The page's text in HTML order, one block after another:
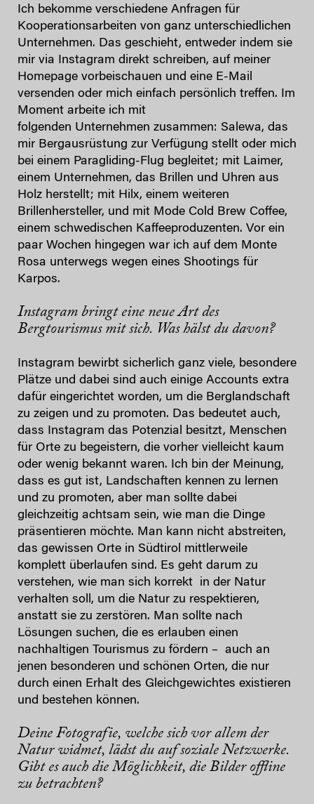
Ich bekomme verschiedene Anfragen für
Kooperationsarbeiten von ganz unterschiedlichen
Unternehmen. Das geschieht, entweder indem sie
mir via Instagram direkt schreiben, auf meiner
Homepage vorbeischauen und eine E-Mail
versenden oder mich einfach persönlich treffen. Im
Moment arbeite ich mit
folgenden Unternehmen zusammen: Salewa, das
mir Bergausrüstung zur Verfügung stellt oder mich
bei einem Paragliding-Flug begleitet; mit Laimer,
einem Unternehmen, das Brillen und Uhren aus
Holz herstellt; mit Hilx, einem weiteren
Brillenhersteller, und mit Mode Cold Brew Coffee,
einem schwedischen Kaffeeproduzenten. Vor ein
paar Wochen hingegen war ich auf dem Monte
Rosa unterwegs wegen eines Shootings für
Karpos.
Instagram bringt eine neue Art des
Bergtourismus mit sich. Was hälst du davon?
Instagram bewirbt sicherlich ganz viele, besondere
Plätze und dabei sind auch einige Accounts extra
dafür eingerichtet worden, um die Berglandschaft
zu zeigen und zu promoten. Das bedeutet auch,
dass Instagram das Potenzial besitzt, Menschen
für Orte zu begeistern, die vorher vielleicht kaum
oder wenig bekannt waren. Ich bin der Meinung,
dass es gut ist, Landschaften kennen zu lernen
und zu promoten, aber man sollte dabei
gleichzeitig achtsam sein, wie man die Dinge
präsentieren möchte. Man kann nicht abstreiten,
das gewissen Orte in Südtirol mittlerweile
komplett überlaufen sind. Es geht darum zu
verstehen, wie man sich korrekt in der Natur
verhalten soll, um die Natur zu respektieren,
anstatt sie zu zerstören. Man sollte nach
Lösungen suchen, die es erlauben einen
nachhaltigen Tourismus zu fördern – auch an
jenen besonderen und schönen Orten, die nur
durch einen Erhalt des Gleichgewichtes existieren
und bestehen können.
Deine Fotografie, welche sich vor allem der
Natur widmet, lädst du auf soziale Netzwerke.
Gibt es auch die Möglichkeit, die Bilder offline
zu betrachten?